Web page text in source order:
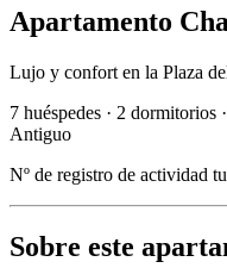
Apartamento
Lujo y confort en la Plaza
7 huéspedes · 2 dormitorios ·
Antiguo
Nº de registro de actividad
Sobre este